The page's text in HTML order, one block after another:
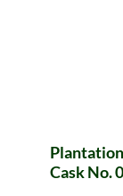
Cask No.